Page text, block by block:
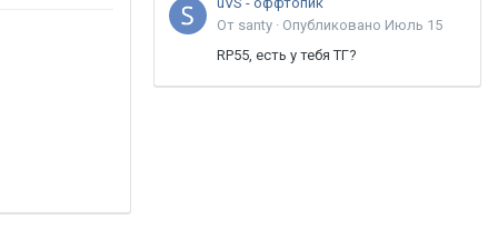
От santy · Опубликовано Июль 15
RP55, есть у тебя ТГ?